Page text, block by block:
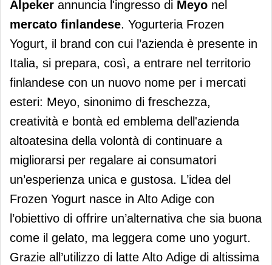
con Meyo
Alpeker annuncia l'ingresso di Meyo nel
mercato finlandese. Yogurteria Frozen
Yogurt, il brand con cui l’azienda è presente in
Italia, si prepara, così, a entrare nel territorio
finlandese con un nuovo nome per i mercati
esteri: Meyo, sinonimo di freschezza,
creatività e bontà ed emblema dell'azienda
altoatesina della volontà di continuare a
migliorarsi per regalare ai consumatori
un’esperienza unica e gustosa. L’idea del
Frozen Yogurt nasce in Alto Adige con
l’obiettivo di offrire un’alternativa che sia buona
come il gelato, ma leggera come uno yogurt.
Grazie all’utilizzo di latte Alto Adige di altissima